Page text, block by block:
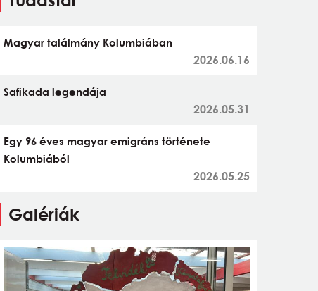
Magyar találmány Kolumbiában
2026.06.16
Safikada legendája
2026.05.31
Egy 96 éves magyar emigráns története
Kolumbiából
2026.05.25
Galériák